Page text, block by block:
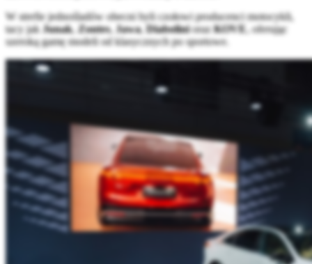
W strefie jednośladów obecni byli czołowi producenci motocykli,
tacy jak Junak, Zontes, Jawa, Diabolinioraz KOVE
, oferując
szeroką gamę modeli od klasycznych po sportowe.